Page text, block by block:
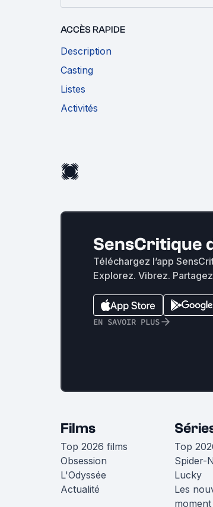
ACCÈS RAPIDE
Description
Casting
Listes
Activités
SensCritique
Téléchargez l’app
Explorez. Vibrez.
EN SAVOIR PLUS
Films
Top 2026 films
Obsession
L'Odyssée
Actualité
Top
Spider-
Lucky
Les
moment